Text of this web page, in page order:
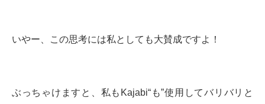
いやー、この思考には私としても大賛成ですよ！
ぶっちゃけますと、私もKajabi“も”使用してバリバリと